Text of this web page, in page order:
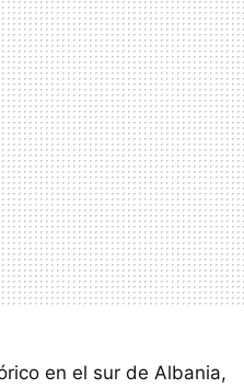
en el sur de Albania,